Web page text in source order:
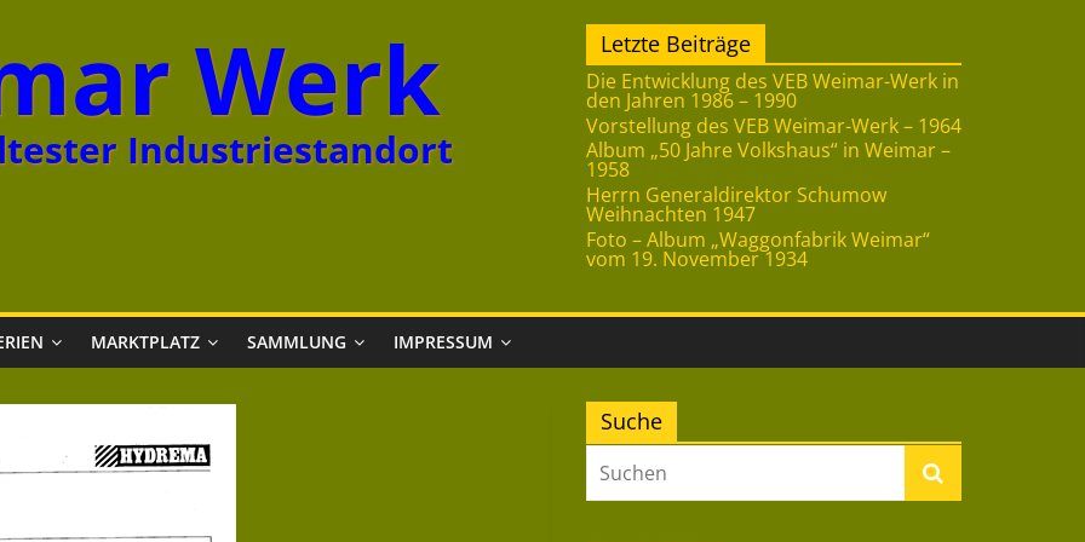
Werk
Industriestandort
Letzte Beiträge
Die Entwicklung des VEB Weimar-Werk in
den Jahren 1986 – 1990
Vorstellung des VEB Weimar-Werk – 1964
Album „50 Jahre Volkshaus“ in Weimar –
1958
Herrn Generaldirektor Schumow
Weihnachten 1947
Foto – Album „Waggonfabrik Weimar“
vom 19. November 1934
MARKTPLATZ SAMMLUNG IMPRESSUM
Suche